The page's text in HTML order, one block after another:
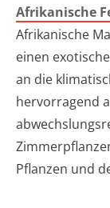
Afrikanische
Afrikanische
einen
an die
hervorragend
Pflanzen und